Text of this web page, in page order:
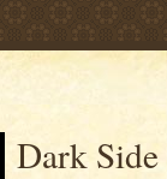
Dark Side